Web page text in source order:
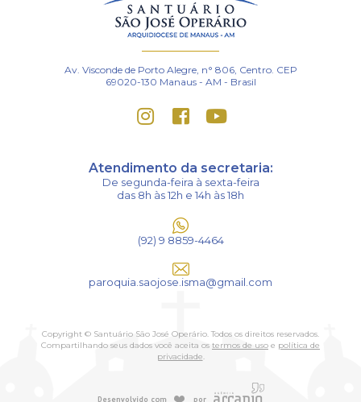
Av. Visconde de Porto Alegre, n° 806, Centro. CEP
69020-130 Manaus - AM - Brasil
Atendimento da secretaria:
De segunda-feira à sexta-feira
das 8h às 12h e 14h às 18h
(92) 9 8859-4464
paroquia.saojose.isma@gmail.com
Copyright © Santuário São José Operário. Todos os direitos reservados.
Compartilhando seus dados você aceita os termos de uso e política de
privacidade.